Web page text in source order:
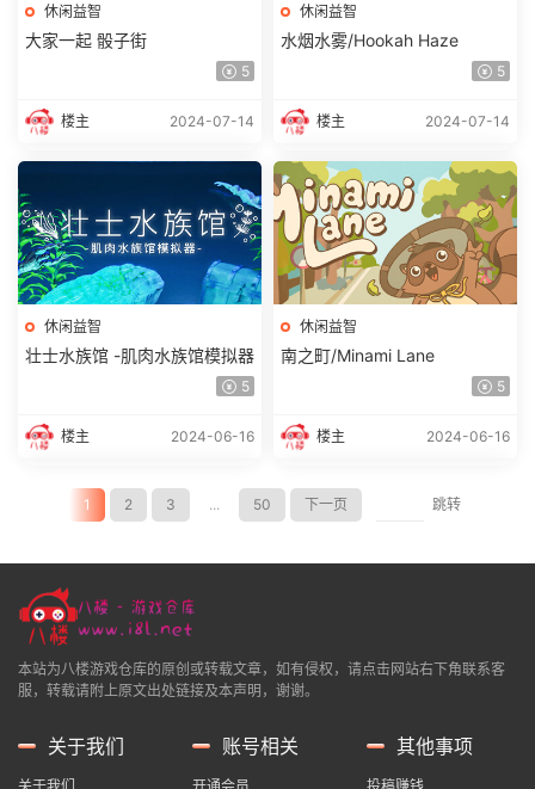
休闲益智
大家一起 骰子街
5
楼主 2024-07-14
休闲益智
水烟水雾/Hookah Haze
5
楼主 2024-07-14
休闲益智
壮士水族馆 -肌肉水族馆模拟器
5
楼主 2024-06-16
休闲益智
南之町/Minami Lane
5
楼主 2024-06-16
1 2 3 ... 50 下一页 跳转
本站为八楼游戏仓库的原创或转载文章，如有侵权，请点击网站右下角联系客
服，转载请附上原文出处链接及本声明，谢谢。
关于我们 账号相关 其他事项